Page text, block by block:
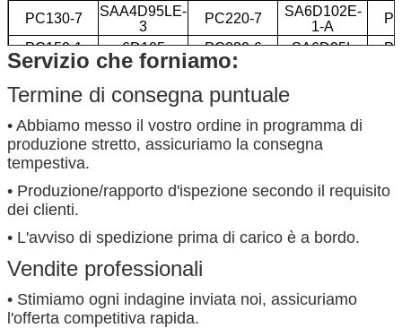
PC130-7
SAA4D95LE-
3
PC220-7
SA6D102E-
1-A
PC150-1
6D105 PC230-6 SA6D95L
PC150-3
S6D95L PC240LC-8
PC200-1
6D105-1 PC300
PC200-2
S6D105 PC300-1
PC200-3
NUOVO
S6D105 PC300-2 NT855
Servizio che forniamo:
Termine di consegna puntuale
• Abbiamo messo il vostro ordine in programma di
produzione stretto, assicuriamo la consegna
tempestiva.
• Produzione/rapporto d'ispezione secondo il requisito
dei clienti.
• L'avviso di spedizione prima di carico è a bordo.
Vendite professionali
• Stimiamo ogni indagine inviata noi, assicuriamo
l'offerta competitiva rapida.